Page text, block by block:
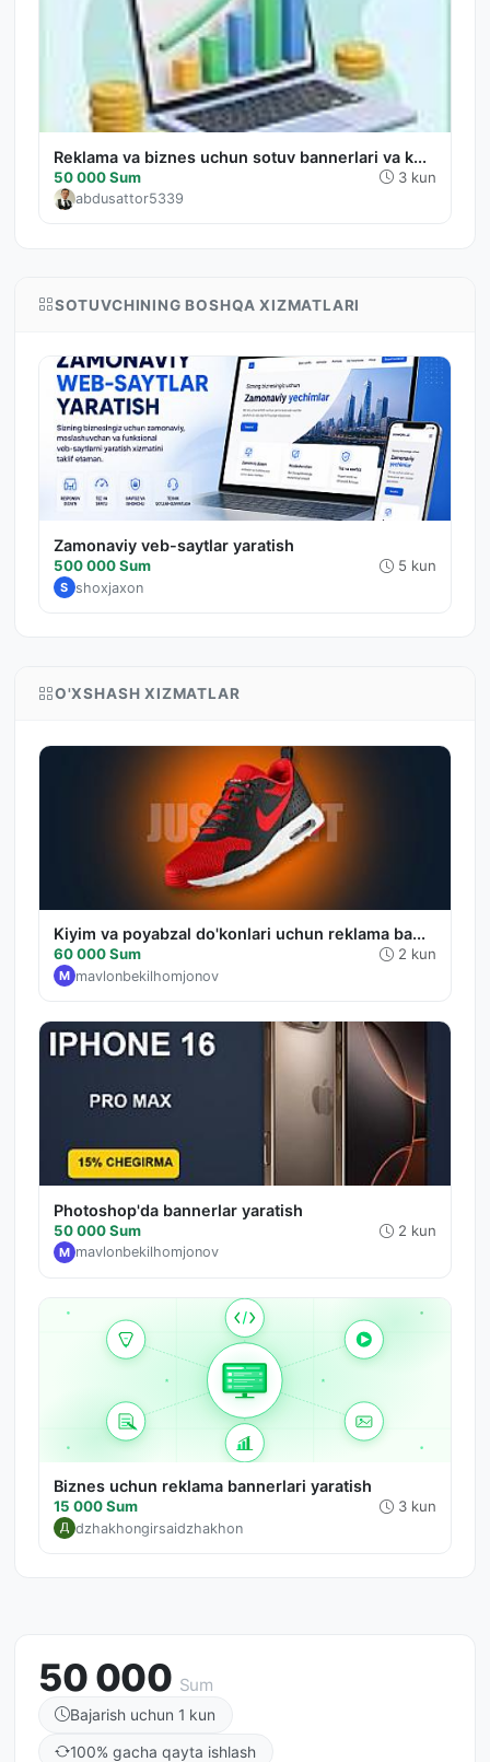
Reklama va biznes uchun sotuv bannerlari va k...
50 000 Sum 3 kun
abdusattor5339
SOTUVCHINING BOSHQA XIZMATLARI
Zamonaviy veb-saytlar yaratish
500 000 Sum 5 kun
S shoxjaxon
O'XSHASH XIZMATLAR
Kiyim va poyabzal do'konlari uchun reklama ba...
60 000 Sum 2 kun
M mavlonbekilhomjonov
Photoshop'da bannerlar yaratish
50 000 Sum 2 kun
M mavlonbekilhomjonov
Biznes uchun reklama bannerlari yaratish
15 000 Sum 3 kun
dzhakhongirsaidzhakhon
50 000 Sum
Bajarish uchun 1 kun
100% gacha qayta ishlash